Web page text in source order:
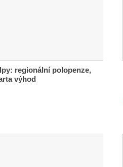
regionální polopenze,
výhod